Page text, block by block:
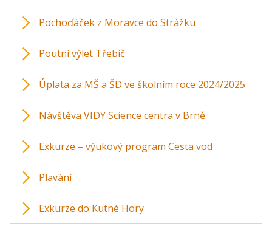
Pochoďáček z Moravce do Strážku
Poutní výlet Třebíč
Úplata za MŠ a ŠD ve školním roce 2024/2025
Návštěva VIDY Science centra v Brně
Exkurze – výukový program Cesta vod
Plavání
Exkurze do Kutné Hory